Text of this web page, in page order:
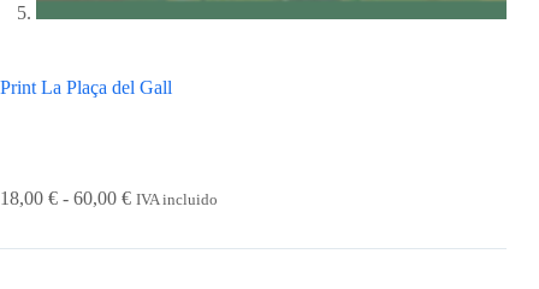
Print La Plaça del Gall
18,00 € - 60,00 €Rango
IVA incluido